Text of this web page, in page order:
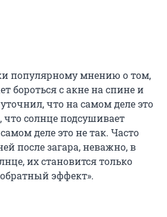
популярному мнению о том,
бороться с акне на спине и
что на самом деле это
солнце подсушивает
деле это не так. Часто
после загара, неважно, в
их становится только
эффект».